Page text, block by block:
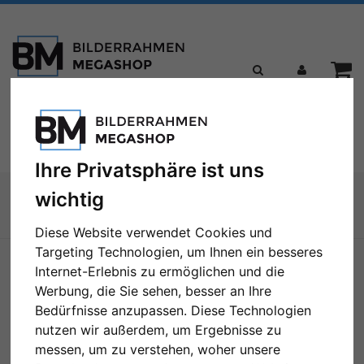
Ihre Privatsphäre ist uns
wichtig
Diese Website verwendet Cookies und
Targeting Technologien, um Ihnen ein besseres
Internet-Erlebnis zu ermöglichen und die
Werbung, die Sie sehen, besser an Ihre
Bedürfnisse anzupassen. Diese Technologien
nutzen wir außerdem, um Ergebnisse zu
messen, um zu verstehen, woher unsere
Toggle
navigation
Menü